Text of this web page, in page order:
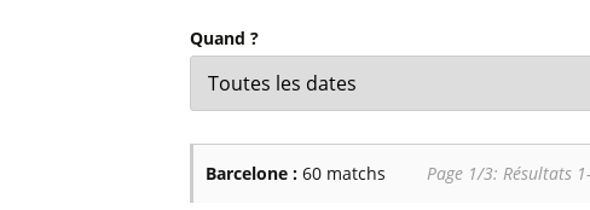
Billets Pro League Belgique
Billets Saudi Pro League
Quand ?
Barcelone : 60 matchs Page 1/3: Résultats